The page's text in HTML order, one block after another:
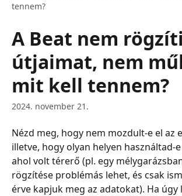
tennem?
A Beat nem
útjaimat, nem
mit kell tennem?
2024. november 21.
Nézd meg, hogy nem mozdult-e el az
illetve, hogy olyan helyen használtad-
ahol volt térerő (pl. egy
rögzítése problémás lehet, és csak
érve kapjuk meg az adatokat). Ha úgy